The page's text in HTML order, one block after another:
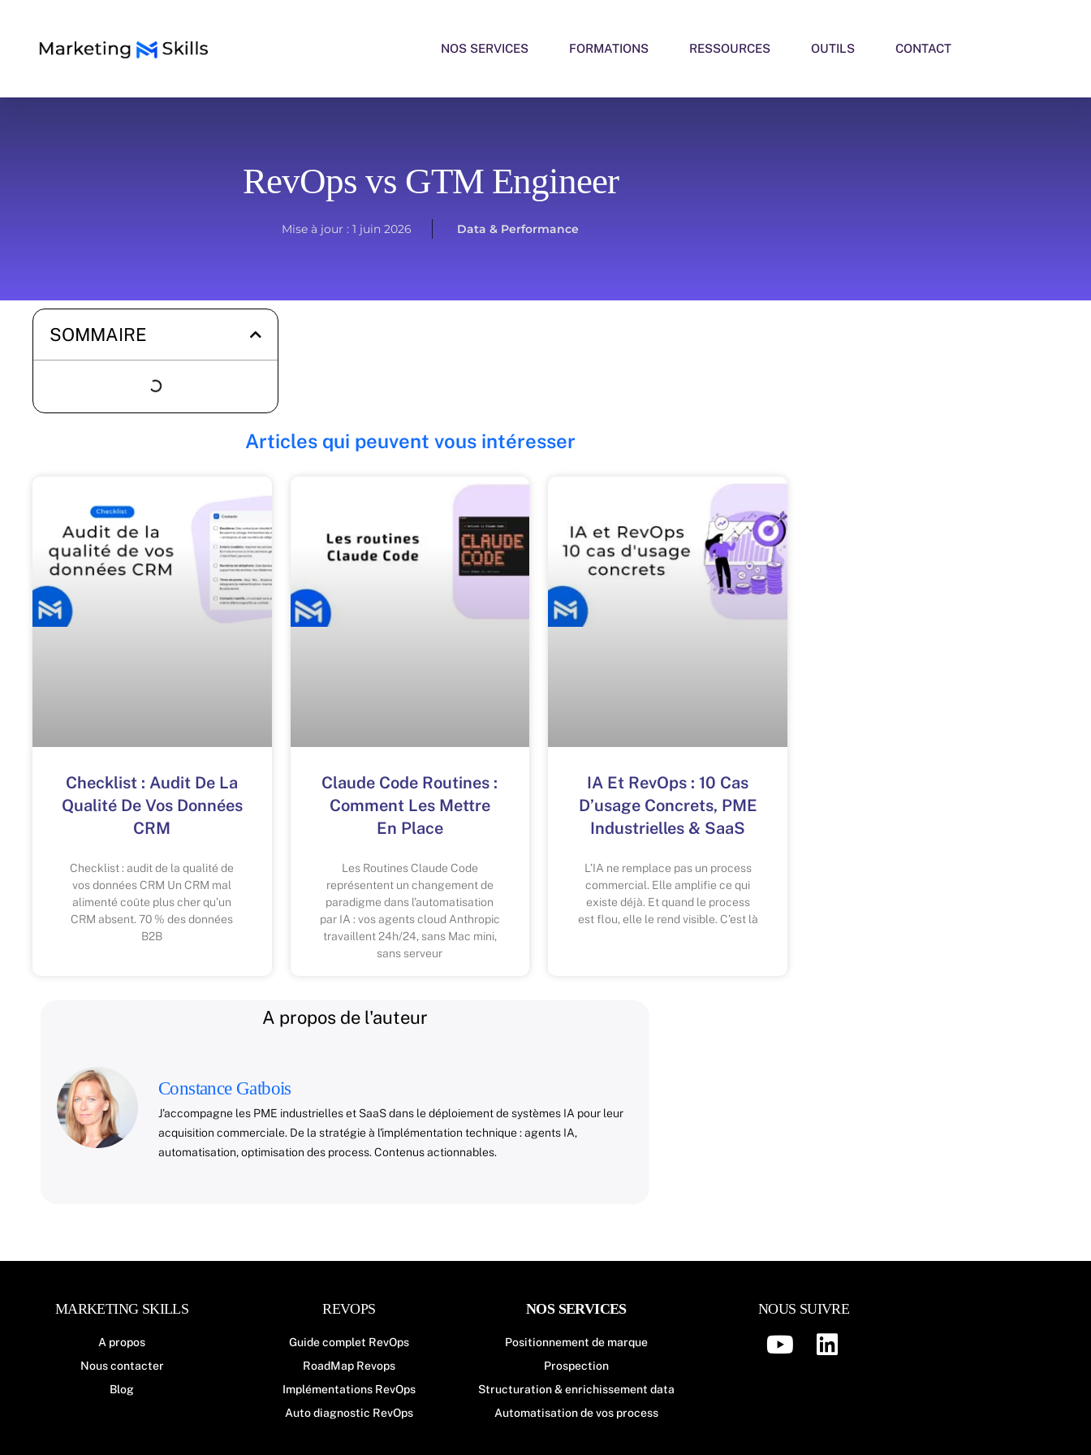
NOS SERVICES FORMATIONS RESSOURCES OUTILS CONTACT
RevOps vs GTM Engineer
Mise à jour : 1 juin 2026 Data & Performance
SOMMAIRE
Articles qui peuvent vous intéresser
Checklist : Audit De La
Qualité De Vos Données
CRM
Checklist : audit de la qualité de
vos données CRM Un CRM mal
alimenté coûte plus cher qu’un
CRM absent. 70 % des données
B2B
Claude Code Routines :
Comment Les Mettre
En Place
Les Routines Claude Code
représentent un changement de
paradigme dans l’automatisation
par IA : vos agents cloud Anthropic
travaillent 24h/24, sans Mac mini,
sans serveur
IA Et RevOps : 10 Cas
D’usage Concrets, PME
Industrielles & SaaS
L’IA ne remplace pas un process
commercial. Elle amplifie ce qui
existe déjà. Et quand le process
est flou, elle le rend visible. C’est là
A propos de l'auteur
Constance Gatbois
J'accompagne les PME industrielles et SaaS dans le déploiement de systèmes IA pour leur
acquisition commerciale. De la stratégie à l'implémentation technique : agents IA,
automatisation, optimisation des process. Contenus actionnables.
MARKETING SKILLS
A propos
Nous contacter
Blog
REVOPS
Guide complet RevOps
RoadMap Revops
Implémentations RevOps
Auto diagnostic RevOps
NOS SERVICES
Positionnement de marque
Prospection
Structuration & enrichissement data
Automatisation de vos process
NOUS SUIVRE